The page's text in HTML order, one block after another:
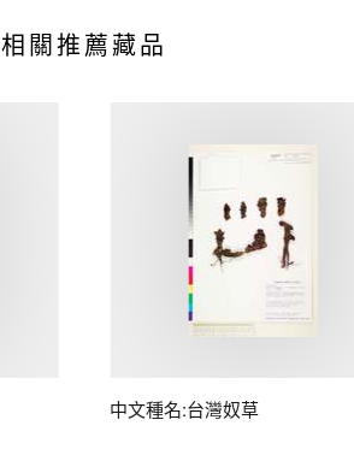
相關推薦藏品
中文種名:台灣奴草